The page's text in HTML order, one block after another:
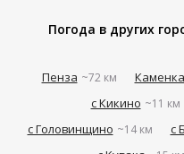
Погода в других
Пенза ~72 км Каменка
с Кикино ~11 км
с Головинщино ~14 км с